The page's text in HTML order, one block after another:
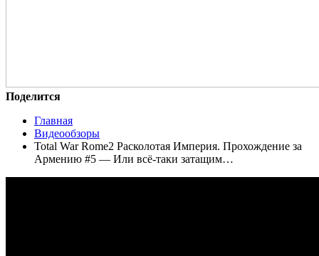
Поделится
Главная
Видеообзоры
Total War Rome2 Расколотая Империя. Прохождение за
Армению #5 — Или всё-таки затащим…